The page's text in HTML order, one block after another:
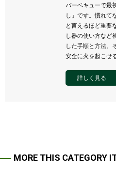
バーベキューで最
し」です。慣れて
と言えるほど重要
し器の使い方など
した手順と方法、
安全に火を起こせ
詳しく見る
MORE THIS CATEGORY